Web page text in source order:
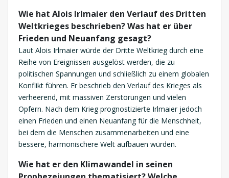
Wie hat Alois Irlmaier den Verlauf des Dritten
Weltkrieges beschrieben? Was hat er über
Frieden und Neuanfang gesagt?
Laut Alois Irlmaier würde der Dritte Weltkrieg durch eine
Reihe von Ereignissen ausgelöst werden, die zu
politischen Spannungen und schließlich zu einem globalen
Konflikt führen. Er beschrieb den Verlauf des Krieges als
verheerend, mit massiven Zerstörungen und vielen
Opfern. Nach dem Krieg prognostizierte Irlmaier jedoch
einen Frieden und einen Neuanfang für die Menschheit,
bei dem die Menschen zusammenarbeiten und eine
bessere, harmonischere Welt aufbauen würden.
Wie hat er den Klimawandel in seinen